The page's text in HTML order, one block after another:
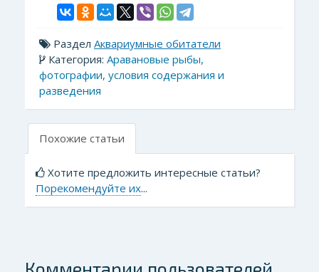
Раздел Аквариумные обитатели
Категория: Аравановые рыбы,
фотографии, условия содержания и
разведения
Похожие статьи
Хотите предложить интересные статьи?
Порекомендуйте их...